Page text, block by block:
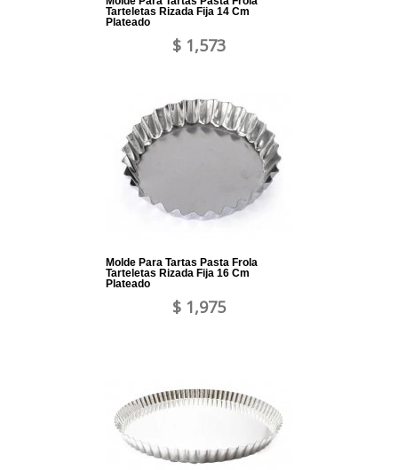
Tarteletas Rizada Fija 14 Cm
Plateado
$ 1,573
Molde Para Tartas Pasta Frola
Tarteletas Rizada Fija 16 Cm
Plateado
$ 1,975